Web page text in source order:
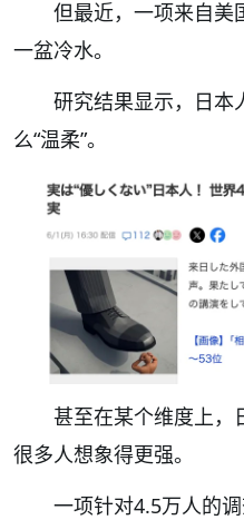
但最近，一项来自美
一盆冷水。
研究结果显示，日本
么“温柔”。
甚至在某个维度上，
很多人想象得更强。
一项针对4.5万人的